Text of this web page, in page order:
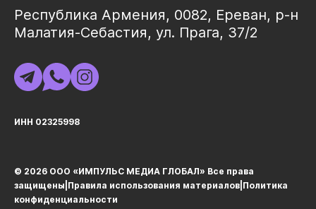
Республика Армения, 0082, Ереван, р-н
Малатия-Себастия, ул. Прага, 37/2
ИНН 02325998
© 2026 ООО «ИМПУЛЬС МЕДИА ГЛОБАЛ» Все права
защищеныㅤ|ㅤ Правила использования материалов Политика
конфиденциальности